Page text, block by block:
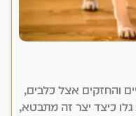
והחזקים אצל כלבים,
כיצד יצר זה מתבטא,